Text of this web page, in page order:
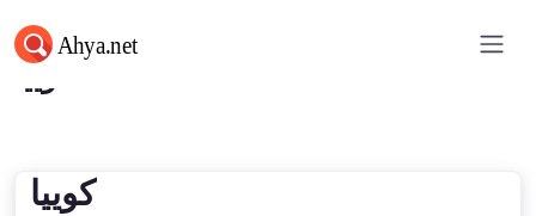
كوییا
كوییا